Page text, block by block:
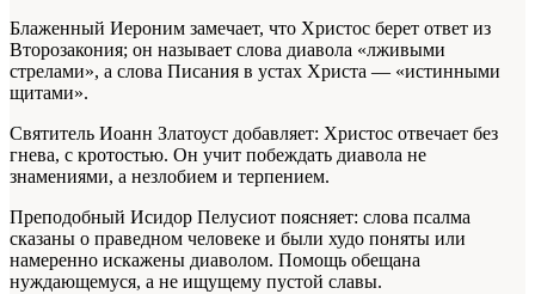
Блаженный Иероним замечает, что Христос берет ответ из
Второзакония; он называет слова диавола «лживыми
стрелами», а слова Писания в устах Христа — «истинными
щитами».
Святитель Иоанн Златоуст добавляет: Христос отвечает без
гнева, с кротостью. Он учит побеждать диавола не
знамениями, а незлобием и терпением.
Преподобный Исидор Пелусиот поясняет: слова псалма
сказаны о праведном человеке и были худо поняты или
намеренно искажены диаволом. Помощь обещана
нуждающемуся, а не ищущему пустой славы.